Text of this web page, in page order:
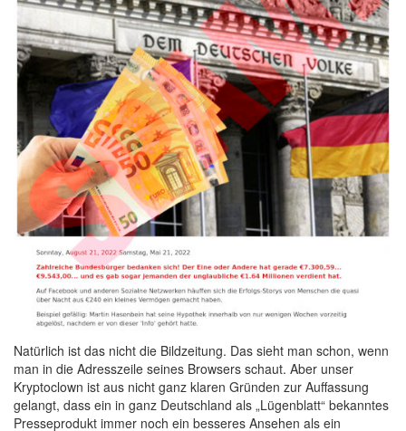
Natürlich ist das nicht die Bildzeitung. Das sieht man schon, wenn
man in die Adresszeile seines Browsers schaut. Aber unser
Kryptoclown ist aus nicht ganz klaren Gründen zur Auffassung
gelangt, dass ein in ganz Deutschland als „Lügenblatt“ bekanntes
Presseprodukt immer noch ein besseres Ansehen als ein